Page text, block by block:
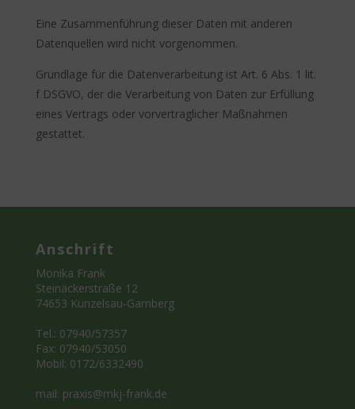
Eine Zusammenführung dieser Daten mit anderen
Datenquellen wird nicht vorgenommen.
Grundlage für die Datenverarbeitung ist Art. 6 Abs. 1 lit.
f DSGVO, der die Verarbeitung von Daten zur Erfüllung
eines Vertrags oder vorvertraglicher Maßnahmen
gestattet.
Anschrift
Monika Frank
Steinäckerstraße 12
74653 Künzelsau-Garnberg
Tel.: 07940/57357
Fax: 07940/53050
Mobil: 0172/6332490
mail: praxis@mkj-frank.de